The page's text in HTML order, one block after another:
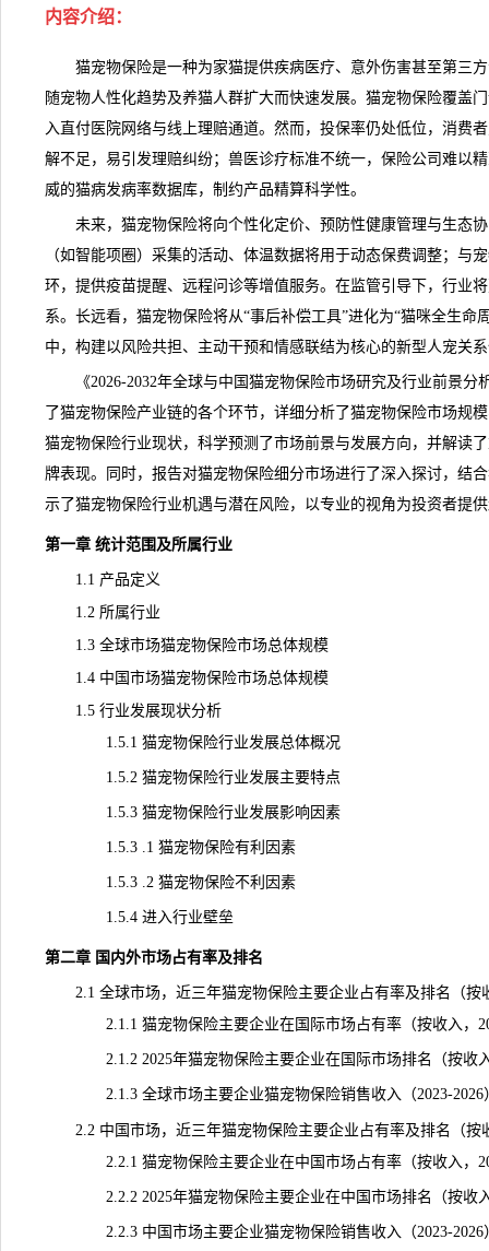
内容介绍：
猫宠物保险是一种为家猫提供疾病医疗、意外伤害甚至第三方
随宠物人性化趋势及养猫人群扩大而快速发展。 猫宠物保险覆盖
入直付医院网络与线上理赔通道。然而，投保率仍处低位，消费
解不足，易引发理赔纠纷；兽医诊疗标准不统一，保险公司难以
威的猫病发病率数据库，制约产品精算科学性。
未来，猫宠物保险将向个性化定价、预防性健康管理与生态协
（如智能项圈）采集的活动、体温数据将用于动态保费调整；与
环，提供疫苗提醒、远程问诊等增值服务。在监管引导下，行业
系。长远看， 猫宠物保险将从“事后补偿工具”进化为“猫咪全生命
中，构建以风险共担、主动干预和情感联结为核心的新型人宠关
《2026-2032年全球与中国猫宠物保险市场研究及行业前景分
了猫宠物保险产业链的各个环节，详细分析了猫宠物保险市场规模
猫宠物保险行业现状，科学预测了市场前景与发展方向，并解读
牌表现。同时，报告对猫宠物保险细分市场进行了深入探讨，结
示了猫宠物保险行业机遇与潜在风险，以专业的视角为投资者提
第一章 统计范围及所属行业
1.1 产品定义
1.2 所属行业
1.3 全球市场猫宠物保险市场总体规模
1.4 中国市场猫宠物保险市场总体规模
1.5 行业发展现状分析
1.5.1 猫宠物保险行业发展总体概况
1.5.2 猫宠物保险行业发展主要特点
1.5.3 猫宠物保险行业发展影响因素
1.5.3 .1 猫宠物保险有利因素
1.5.3 .2 猫宠物保险不利因素
1.5.4 进入行业壁垒
第二章 国内外市场占有率及排名
2.1 全球市场，近三年猫宠物保险主要企业占有率及排名（按
2.1.1 猫宠物保险主要企业在国际市场占有率（按收入，
2.1.2 2025年猫宠物保险主要企业在国际市场排名（按收
2.1.3 全球市场主要企业猫宠物保险销售收入（2023-2026
2.2 中国市场，近三年猫宠物保险主要企业占有率及排名（按
2.2.1 猫宠物保险主要企业在中国市场占有率（按收入，
2.2.2 2025年猫宠物保险主要企业在中国市场排名（按收
2.2.3 中国市场主要企业猫宠物保险销售收入（2023-2026